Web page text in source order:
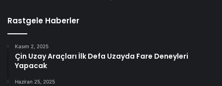
Rastgele Haberler
Kasım 2, 2025
Çin Uzay Araçları İlk Defa Uzayda Fare Deneyleri
Yapacak
Haziran 25, 2025